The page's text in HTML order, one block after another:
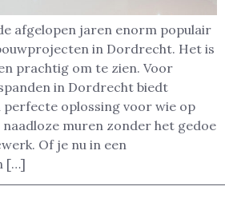
afgelopen jaren enorm populair
in Dordrecht. Het is
prachtig om te zien. Voor
in Dordrecht biedt
perfecte oplossing voor wie op
naadloze muren zonder het gedoe
Of je nu in een
[…]